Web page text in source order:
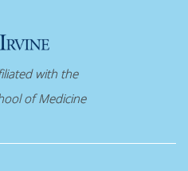
with the
of Medicine